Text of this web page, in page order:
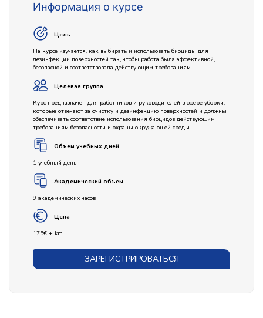
Информация о курсе
Цель
На курсе изучается, как выбирать и использовать биоциды для
дезинфекции поверхностей так, чтобы работа была эффективной,
безопасной и соответствовала действующим требованиям.
Целевая группа
Курс предназначен для работников и руководителей в сфере уборки,
которые отвечают за очистку и дезинфекцию поверхностей и должны
обеспечивать соответствие использования биоцидов действующим
требованиям безопасности и охраны окружающей среды.
Объем учебных дней
1 учебный день
Академический объем
9 академических часов
Цена
175€ + km
ЗАРЕГИСТРИРОВАТЬСЯ